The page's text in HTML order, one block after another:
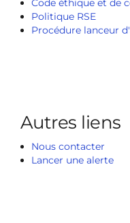
Code éthique et de
Politique RSE
Procédure lanceur
Autres liens
Nous contacter
Lancer une alerte